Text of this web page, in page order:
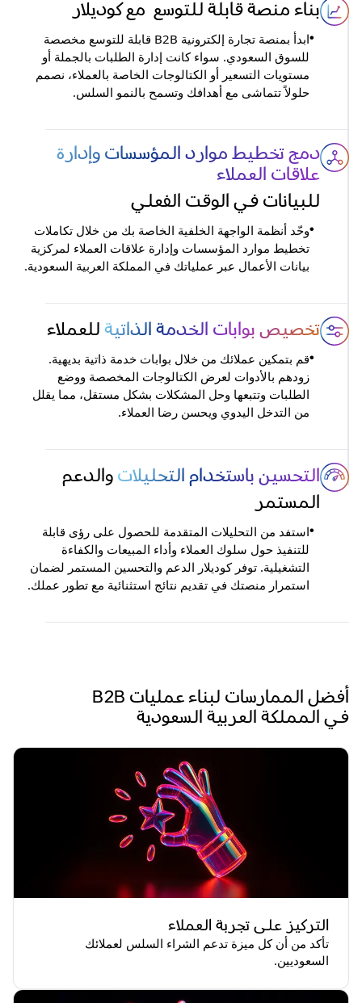
بناء منصة قابلة للتوسع مع كوديلار
•
ابدأ بمنصة تجارة إلكترونية B2B قابلة للتوسع مخصصة
للسوق السعودي. سواء كانت إدارة الطلبات بالجملة أو
مستويات التسعير أو الكتالوجات الخاصة بالعملاء، نصمم
حلولاً تتماشى مع أهدافك وتسمح بالنمو السلس.
دمج تخطيط موارد المؤسسات وإدارة
علاقات العملاء
للبيانات في الوقت الفعلي
•وحّد أنظمة الواجهة الخلفية الخاصة بك من خلال تكاملات
تخطيط موارد المؤسسات وإدارة علاقات العملاء لمركزية
بيانات الأعمال عبر عملياتك في المملكة العربية السعودية.
تخصيص بوابات الخدمة الذاتية للعملاء
•قم بتمكين عملائك من خلال بوابات خدمة ذاتية بديهية.
زودهم بالأدوات لعرض الكتالوجات المخصصة ووضع
الطلبات وتتبعها وحل المشكلات بشكل مستقل، مما يقلل
من التدخل اليدوي ويحسن رضا العملاء.
التحسين باستخدام التحليلات والدعم
المستمر
•استفد من التحليلات المتقدمة للحصول على رؤى قابلة
للتنفيذ حول سلوك العملاء وأداء المبيعات والكفاءة
التشغيلية. توفر كوديلار الدعم والتحسين المستمر لضمان
استمرار منصتك في تقديم نتائج استثنائية مع تطور عملك.
أفضل الممارسات لبناء عمليات B2B
في المملكة العربية السعودية
التركيز على تجربة العملاء
تأكد من أن كل ميزة تدعم الشراء السلس لعملائك
السعوديين.